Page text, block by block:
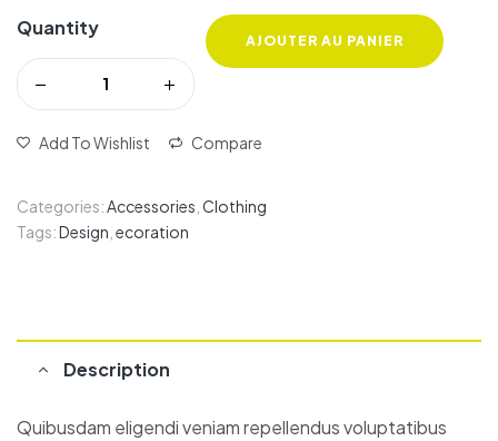
Quantity
AJOUTER AU PANIER
Add To Wishlist Compare
Categories:Accessories Clothing
Tags:Design ecoration
Description
Quibusdam eligendi veniam repellendus voluptatibus